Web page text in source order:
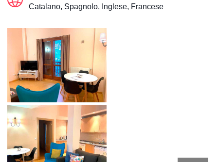
Catalano, Spagnolo, Inglese, Francese